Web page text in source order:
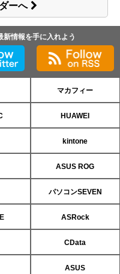
ーへ
新情報を手に入れよう
マカフィー
HUAWEI
kintone
ASUS ROG
パソコンSEVEN
ASRock
CData
ASUS